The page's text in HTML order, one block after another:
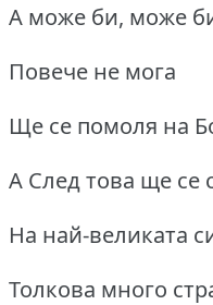
А може би, може
Повече не мога
Ще се помоля на
А След това ще се
На най-великата
Толкова много